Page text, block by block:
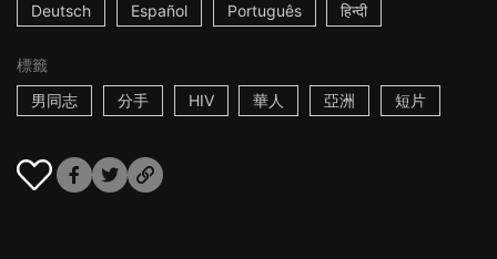
Deutsch Español Português हिन्दी
標籤
男同志
分手 HIV 華人 亞洲 短片